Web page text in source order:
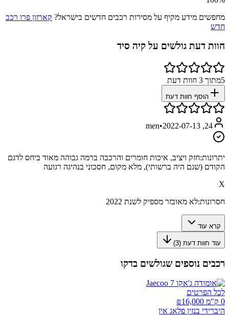
מחפשים מידע מקיף על מסירות רכבים חדשים בישראל? קארזון פרו רכב
חדש
חוות דעת גולשים על קיה סיד
5מתוך 3 חוות דעת
הוסף חוות דעת
24, men
•2022-07-13
יתרונות:חזק ויציב, איכות חומרים והרכבה ברמה גבוהה מאוד ביחס לדגם
הקודם (שגם היה ברשותי), מלא מקום, חסכוני בנהיגה רגועה
X
חסרונות:לא מאובזר מספיק לשנת 2022
קרא עוד
עוד חוות דעת (3
)
רכבים נוספים שגולשים בדקו
לכל הפרטים
0 ק"מ ₪
16,000
היברידי בנזין פלאג אין